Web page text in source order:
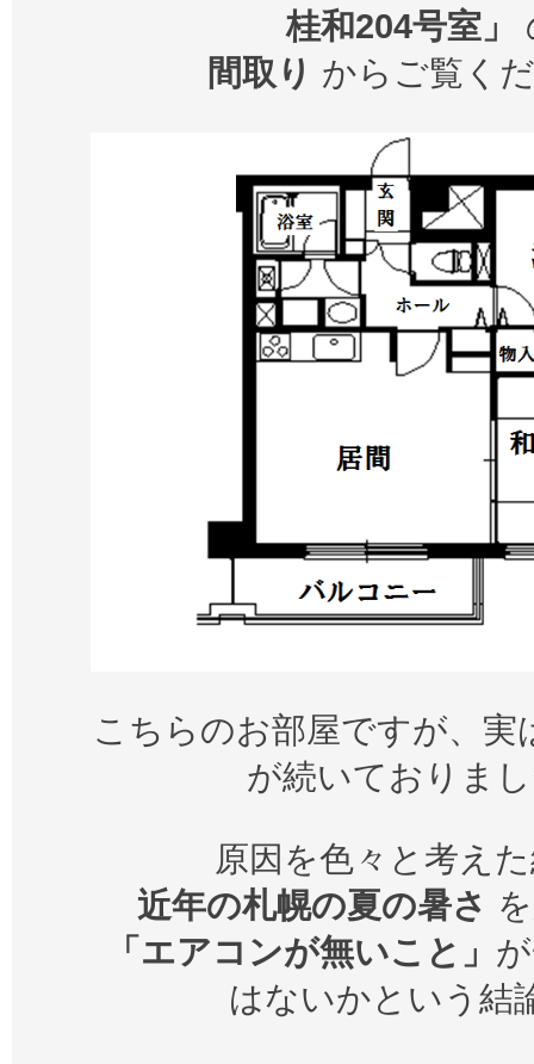
桂和204号室」
間取り からご覧く
こちらのお部屋ですが、実
が続いておりま
原因を色々と考え
近年の札幌の夏の暑さ
「エアコンが無いこと」
はないかという結